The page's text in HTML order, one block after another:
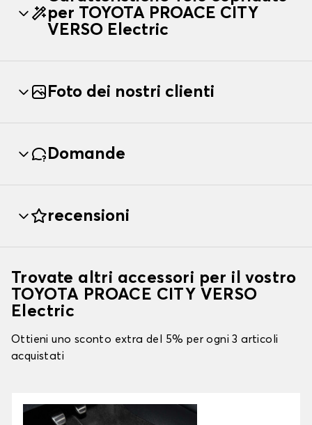
per TOYOTA PROACE CITY
VERSO Electric
Foto dei nostri clienti
Domande
recensioni
Trovate altri accessori per il vostro
TOYOTA PROACE CITY VERSO
Electric
Ottieni uno sconto extra del 5% per ogni 3 articoli
acquistati